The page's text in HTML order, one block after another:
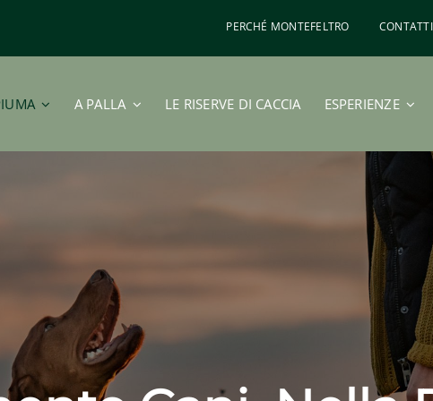
PERCHÉ MONTEFELTRO CONTATTI
A PALLA LE RISERVE DI CACCIA ESPERIENZE